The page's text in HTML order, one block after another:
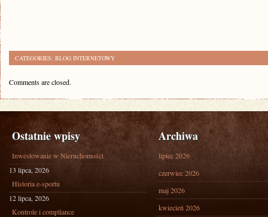
CATEGORIES: BLOG INTERNETOWY
Comments are closed.
Ostatnie wpisy
Inwestowanie w Nieruchomości
13 lipca, 2026
Historia e-sportu
12 lipca, 2026
Kontrole i compliance
Archiwa
lipiec 2026
czerwiec 2026
maj 2026
kwiecień 2026